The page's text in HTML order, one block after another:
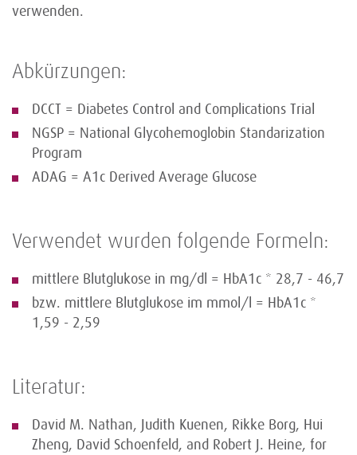
verwenden.
Abkürzungen:
DCCT = Diabetes Control and Complications Trial
NGSP = National Glycohemoglobin Standarization
Program
ADAG = A1c Derived Average Glucose
Verwendet wurden folgende Formeln:
mittlere Blutglukose in mg/dl = HbA1c * 28,7 - 46,7
bzw. mittlere Blutglukose im mmol/l = HbA1c *
1,59 - 2,59
Literatur:
David M. Nathan, Judith Kuenen, Rikke Borg, Hui
Zheng, David Schoenfeld, and Robert J. Heine, for